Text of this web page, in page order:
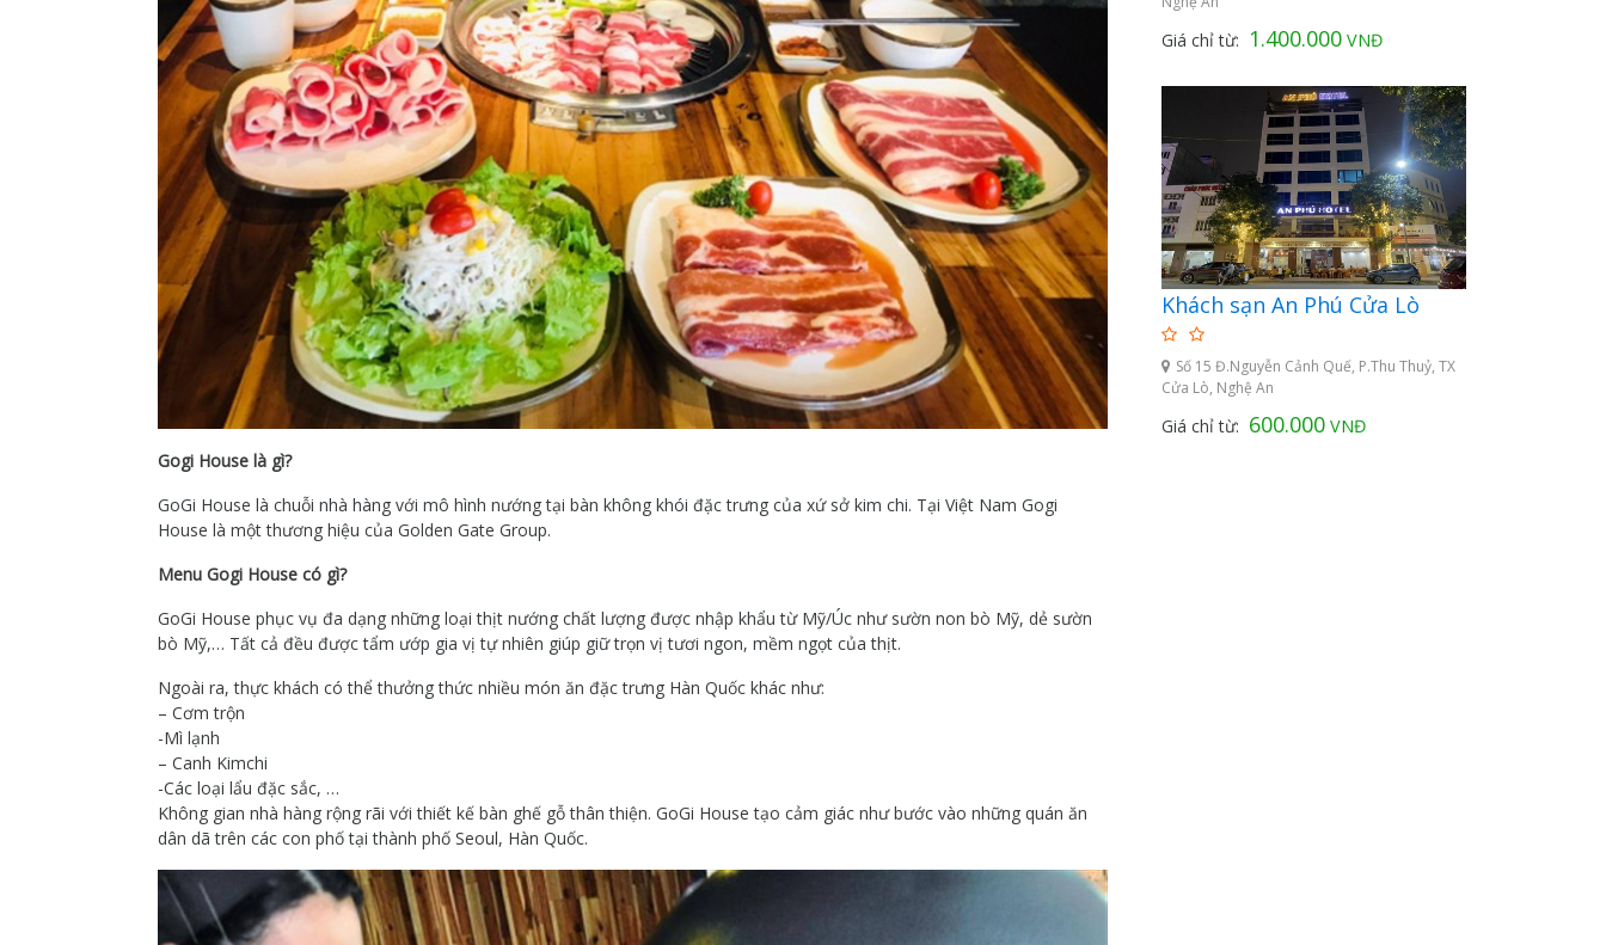
Gogi House là gì?
GoGi House là chuỗi nhà hàng với mô hình nướng tại bàn không khói đặc trưng của xứ sở kim chi. Tại Việt Nam Gogi
House là một thương hiệu của Golden Gate Group.
Menu Gogi House có gì?
GoGi House phục vụ đa dạng những loại thịt nướng chất lượng được nhập khẩu từ Mỹ/Úc như sườn non bò Mỹ, dẻ sườn
bò Mỹ,… Tất cả đều được tẩm ướp gia vị tự nhiên giúp giữ trọn vị tươi ngon, mềm ngọt của thịt.
Ngoài ra, thực khách có thể thưởng thức nhiều món ăn đặc trưng Hàn Quốc khác như:
– Cơm trộn
-Mì lạnh
– Canh Kimchi
-Các loại lẩu đặc sắc, …
Không gian nhà hàng rộng rãi với thiết kế bàn ghế gỗ thân thiện. GoGi House tạo cảm giác như bước vào những quán ăn
dân dã trên các con phố tại thành phố Seoul, Hàn Quốc.
Giá chỉ từ: 1.400.000 VNĐ
Khách sạn An Phú Cửa Lò
Số 15 Đ.Nguyễn Cảnh Quế, P.Thu Thuỷ, TX
Cửa Lò, Nghệ An
Giá chỉ từ: 600.000 VNĐ